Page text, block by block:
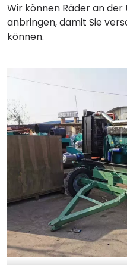
Wir können Räder an
anbringen, damit Sie
können.